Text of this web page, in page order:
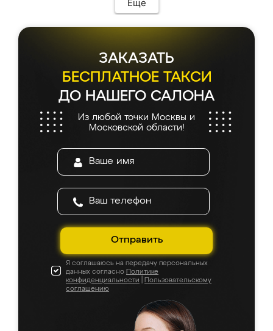
Еще
ЗАКАЗАТЬ
БЕСПЛАТНОЕ ТАКСИ
ДО НАШЕГО САЛОНА
Из любой точки Москвы и
Московской области!
Отправить
Я соглашаюсь на передачу персональных
данных согласно Политике
конфиденциальности
Пользовательскому
соглашению